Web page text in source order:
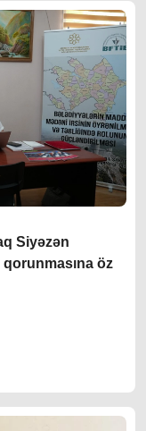
Siyəzən
öz